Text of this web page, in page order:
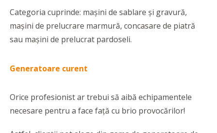
Categoria cuprinde: mașini de sablare și gravură,
mașini de prelucrare marmură, concasare de piatră
sau mașini de prelucrat pardoseli.
Generatoare curent
Orice profesionist ar trebui să aibă echipamentele
necesare pentru a face față cu brio provocărilor!